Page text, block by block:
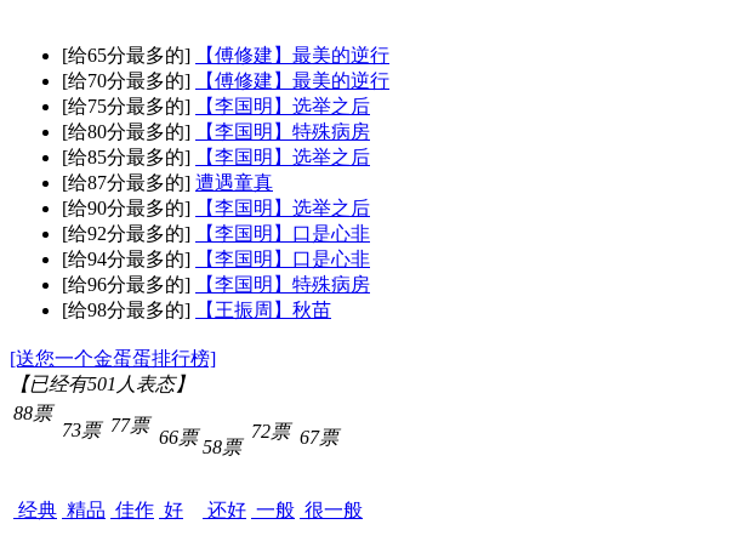
[给65分最多的]
【傅修建】最美的逆行
[给70分最多的]
【傅修建】最美的逆行
[给75分最多的]
【李国明】选举之后
[给80分最多的]
【李国明】特殊病房
[给85分最多的]
【李国明】选举之后
[给87分最多的] 遭遇童真
[给90分最多的]
【李国明】选举之后
[给92分最多的]
【李国明】口是心非
[给94分最多的]
【李国明】口是心非
[给96分最多的]
【李国明】特殊病房
[给98分最多的]
【王振周】秋苗
[送您一个金蛋蛋排行榜]
【已经有501人表态】
88票
经典
73票
精品
77票
佳作
66票
好
58票
还好
72票
一般
67票
很一般